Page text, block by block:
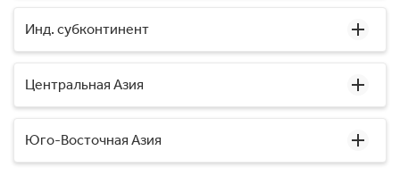
Инд. субконтинент
Центральная Азия
Юго-Восточная Азия